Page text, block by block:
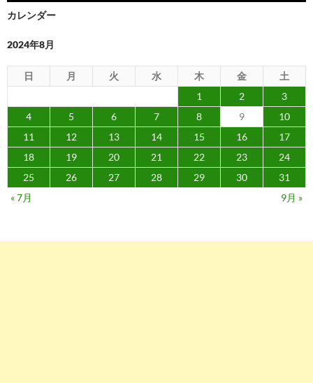
ョ
ン
カレンダー
2024年8月
日 月 火 水 木 金
土
1
2
3
4
5 6 7 8 9
10
11
12 13 14 15 16
17
18
19 20 21 22 23
24
25
26 27 28 29 30
31
« 7月
9月 »